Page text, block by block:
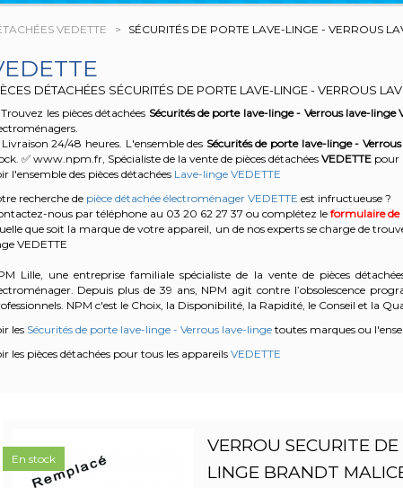
VEDETTE SÉCURITÉS DE PORTE LAVE-LINGE - VERROUS
DÉTACHÉES SÉCURITÉS DE PORTE LAVE-LINGE - VERROUS
Trouvez les pièces détachées Sécurités de porte lave-linge - Verrous lave-linge
Livraison 24/48 heures. L'ensemble des Sécurités de porte lave-linge -
✅ www.npm.fr, Spécialiste de la vente de pièces détachées VEDETTEpour
l'ensemble des pièces détachées Lave-linge VEDETTE
recherche de pièce détachée électroménager VEDETTE est infructueuse ?
nous par téléphone au 03 20 62 27 37 ou complétez le formulaire de
que soit la marque de votre appareil, un de nos experts se charge de
VEDETTE
Lille, une entreprise familiale spécialiste de la vente de pièces
Depuis plus de 39 ans, NPM agit contre l’obsolescence
NPM c'est le Choix, la Disponibilité, la Rapidité, le Conseil et la
les Sécurités de porte lave-linge - Verrous lave-lingetoutes marques ou
les pièces détachées pour tous les appareilsVEDETTE
VERROU SECURITE
LINGE BRANDT
En stock